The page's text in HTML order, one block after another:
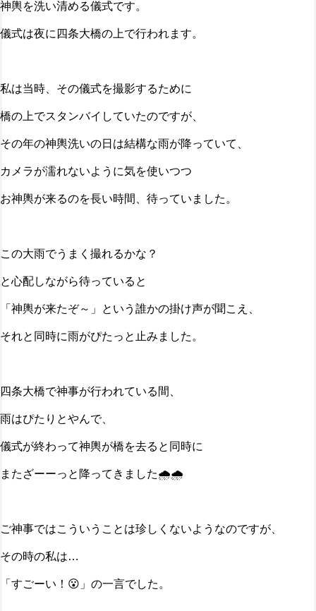
神輿を洗い清める儀式です。
儀式は夜に四条大橋の上で行われます。
私は当時、その儀式を撮影するために
橋の上でスタンバイしていたのですが、
その年の神輿洗いの日は結構な雨が降っていて、
カメラが濡れないように気を使いつつ
お神輿が来るのを長い時間、待っていました。
この大雨でうまく撮れるかな？
と心配しながら待っていると
「神輿が来たぞ～」という誰かの掛け声が聞こえ、
それと同時に雨がぴたっと止みました。
四条大橋で神事が行われている間、
雨はぴたりとやんで、
儀式が終わって神輿が橋を去ると同時に
またざーーっと降ってきました🌧️🌧️
ご神事ではこういうことは珍しくないようなのですが、
その時の私は…
「すごーい！😮」の一言でした。